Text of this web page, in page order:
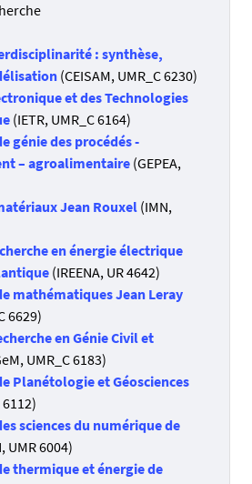
: synthèse,
(CEISAM, UMR_C 6230)
et des Technologies
(IETR, UMR_C 6164)
génie des procédés -
– agroalimentaire (GEPEA,
Jean Rouxel(IMN,
en énergie électrique
(IREENA, UR 4642)
mathématiques Jean Leray
6629)
en Génie Civil et
UMR_C 6183)
Planétologie et Géosciences
6112)
sciences du numérique de
UMR 6004)
thermique et énergie de